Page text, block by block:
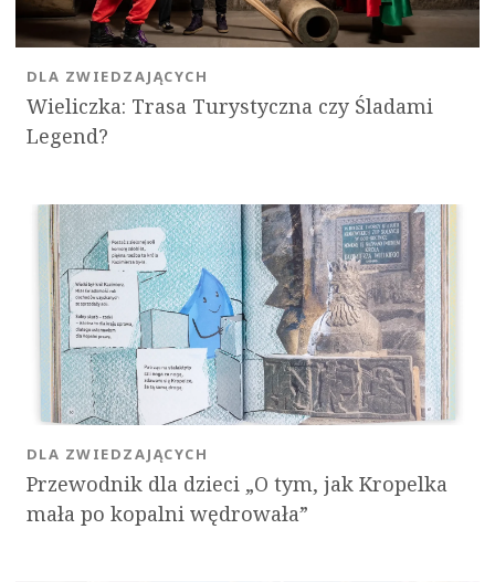
Wieliczka: Trasa Turystyczna czy Śladami
Legend?
DLA ZWIEDZAJĄCYCH
Przewodnik dla dzieci „O tym, jak Kropelka
mała po kopalni wędrowała”
DLA ZWIEDZAJĄCYCH